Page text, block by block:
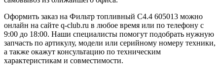
Оформить заказ на Фильтр топливный С4.4 605013 можно
онлайн на сайте q-club.ru в любое время или по телефону с
9:00 до 18:00. Наши специалисты помогут подобрать нужную
запчасть по артикулу, модели или серийному номеру техники,
а также окажут консультацию по техническим
характеристикам и совместимости.